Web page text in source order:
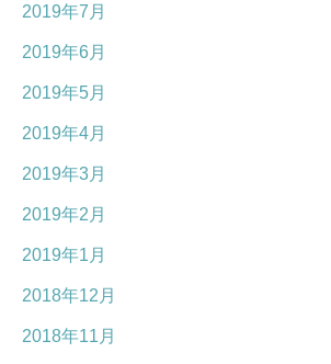
2019年7月
2019年6月
2019年5月
2019年4月
2019年3月
2019年2月
2019年1月
2018年12月
2018年11月